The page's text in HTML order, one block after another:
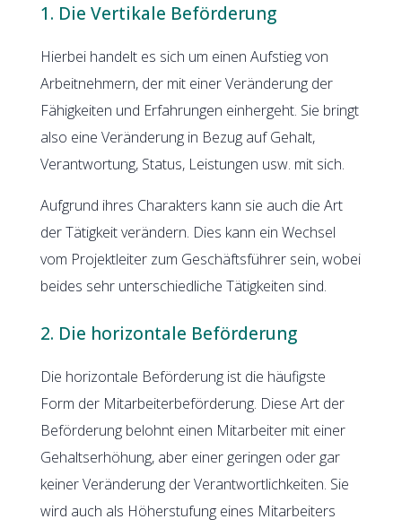
1. Die Vertikale Beförderung
Hierbei handelt es sich um einen Aufstieg von
Arbeitnehmern, der mit einer Veränderung der
Fähigkeiten und Erfahrungen einhergeht. Sie bringt
also eine Veränderung in Bezug auf Gehalt,
Verantwortung, Status, Leistungen usw. mit sich.
Aufgrund ihres Charakters kann sie auch die Art
der Tätigkeit verändern. Dies kann ein Wechsel
vom Projektleiter zum Geschäftsführer sein, wobei
beides sehr unterschiedliche Tätigkeiten sind.
2. Die horizontale Beförderung
Die horizontale Beförderung ist die häufigste
Form der Mitarbeiterbeförderung. Diese Art der
Beförderung belohnt einen Mitarbeiter mit einer
Gehaltserhöhung, aber einer geringen oder gar
keiner Veränderung der Verantwortlichkeiten. Sie
wird auch als Höherstufung eines Mitarbeiters